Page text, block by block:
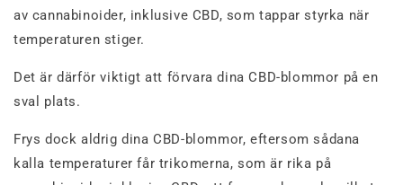
av cannabinoider, inklusive CBD, som tappar styrka när
temperaturen stiger.
Det är därför viktigt att förvara dina CBD-blommor på en
sval plats.
Frys dock aldrig dina CBD-blommor, eftersom sådana
kalla temperaturer får trikomerna, som är rika på